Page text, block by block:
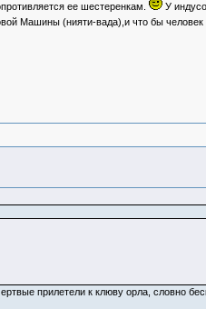
ее шестеренкам.
У
Машины (нияти-вада),и что бы человек
прилетели к клюву орла, словно